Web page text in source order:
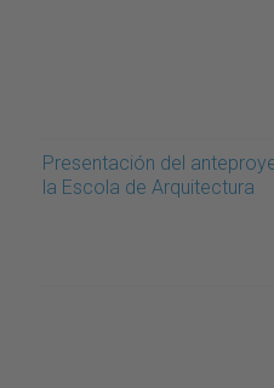
Presentación del
la Escola de Arquitectura